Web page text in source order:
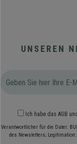
UNSEREN
Ich habe das AGB
Verantwortlicher für die Datei:
des Newsletters;